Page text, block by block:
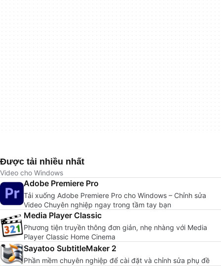
Được tải nhiều nhất
Video cho Windows
Adobe Premiere Pro
Tải xuống Adobe Premiere Pro cho Windows – Chỉnh sửa
Video Chuyên nghiệp ngay trong tầm tay bạn
Media Player Classic
Phương tiện truyền thông đơn giản, nhẹ nhàng với Media
Player Classic Home Cinema
Sayatoo SubtitleMaker 2
Phần mềm chuyên nghiệp để cài đặt và chỉnh sửa phụ đề